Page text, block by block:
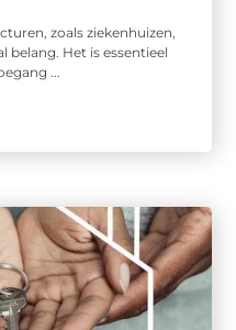
zoals ziekenhuizen,
belang. Het is essentieel
...